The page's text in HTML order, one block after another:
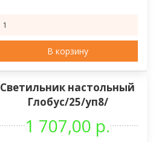
В корзину
Светильник настольный
Глобус/25/уп8/
1 707,00 р.